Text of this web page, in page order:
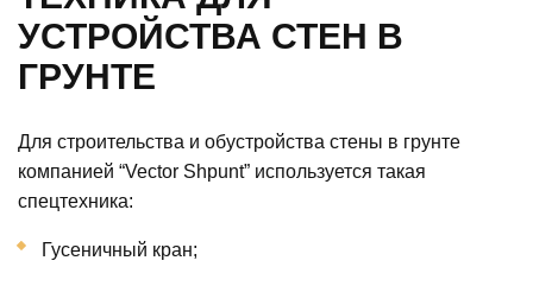
УСТРОЙСТВА СТЕН В
ГРУНТЕ
Для строительства и обустройства стены в грунте
компанией “Vector Shpunt” используется такая
спецтехника:
Гусеничный кран;